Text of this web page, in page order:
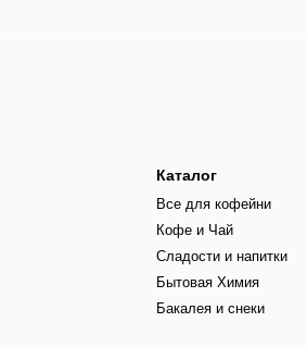
Каталог
Все для кофейни
Кофе и Чай
Сладости и напитки
Бытовая Химия
Бакалея и снеки